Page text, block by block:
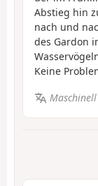
Abstieg hin
nach und
des Gardon
Keine